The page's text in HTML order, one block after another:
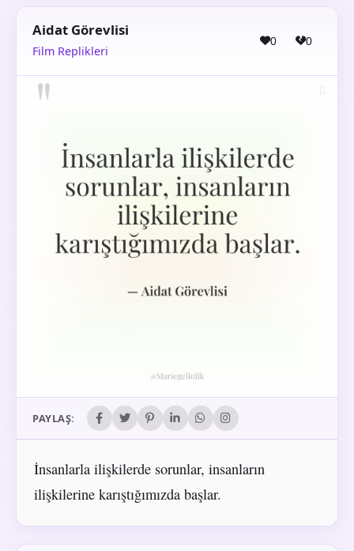
Aidat Görevlisi
Film Replikleri
0 0
PAYLAŞ:
İnsanlarla ilişkilerde sorunlar, insanların
ilişkilerine karıştığımızda başlar.